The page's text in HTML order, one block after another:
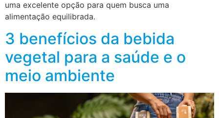
uma excelente opção para quem busca uma
alimentação equilibrada.
3 benefícios da bebida
vegetal para a saúde e o
meio ambiente